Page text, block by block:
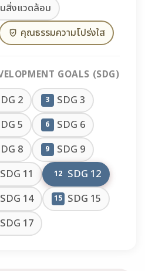
สิ่งแวดล้อม
คุณธรรมความโปร่งใส
GOALS (SDG)
2 3 SDG 3
5 6 SDG 6
8 9 SDG 9
SDG 11 12 SDG 12
SDG 14 15 SDG 15
SDG 17